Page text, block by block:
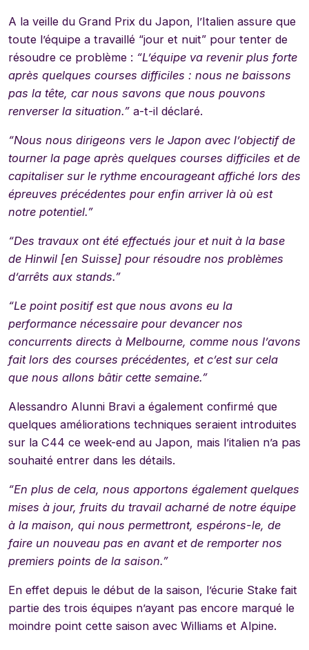
A la veille du Grand Prix du Japon, l’Italien assure que
toute l’équipe a travaillé “jour et nuit” pour tenter de
résoudre ce problème : “L’équipe va revenir plus forte
après quelques courses difficiles : nous ne baissons
pas la tête, car nous savons que nous pouvons
renverser la situation.” a-t-il déclaré.
“Nous nous dirigeons vers le Japon avec l’objectif de
tourner la page après quelques courses difficiles et de
capitaliser sur le rythme encourageant affiché lors des
épreuves précédentes pour enfin arriver là où est
notre potentiel.”
“Des travaux ont été effectués jour et nuit à la base
de Hinwil [en Suisse] pour résoudre nos problèmes
d’arrêts aux stands.”
“Le point positif est que nous avons eu la
performance nécessaire pour devancer nos
concurrents directs à Melbourne, comme nous l’avons
fait lors des courses précédentes, et c’est sur cela
que nous allons bâtir cette semaine.”
Alessandro Alunni Bravi a également confirmé que
quelques améliorations techniques seraient introduites
sur la C44 ce week-end au Japon, mais l’italien n’a pas
souhaité entrer dans les détails.
“En plus de cela, nous apportons également quelques
mises à jour, fruits du travail acharné de notre équipe
à la maison, qui nous permettront, espérons-le, de
faire un nouveau pas en avant et de remporter nos
premiers points de la saison.”
En effet depuis le début de la saison, l’écurie Stake fait
partie des trois équipes n’ayant pas encore marqué le
moindre point cette saison avec Williams et Alpine.